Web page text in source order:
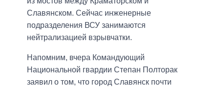
Славянском. Сейчас инженерные
подразделения ВСУ занимаются
нейтрализацией взрывчатки.
Напомним, вчера Командующий
Национальной гвардии Степан Полторак
заявил о том, что город Славянск почти